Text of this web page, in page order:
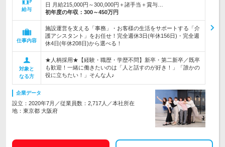
給与
日 月給215,000円～300,000円＋諸手当＋賞与…
初年度の年収： 300～450万円
仕事内容
施設運営を支える「事務」・お客様の生活をサポートする「介
護アシスタント」をお任せ！完全週休3日(年休156日)・完全週
休4日(年休208日)から選べる！
対象と
なる方
★人柄採用★【経験・職歴・学歴不問】新卒・第二新卒／既卒
も歓迎！一緒に働きたいのは「人と話すのが好き！」「誰かの
役に立ちたい！」そんな人♪
企業データ
設立：2020年7月／従業員数：2,717人／本社所在
地：東京都 大阪府